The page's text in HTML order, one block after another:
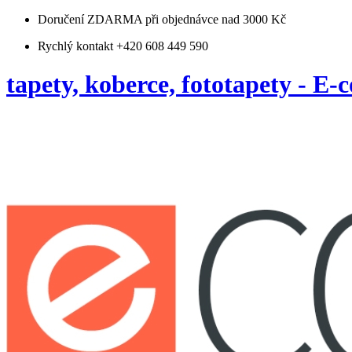
Doručení ZDARMA při objednávce nad 3000 Kč
Rychlý kontakt +420 608 449 590
tapety, koberce, fototapety - E-